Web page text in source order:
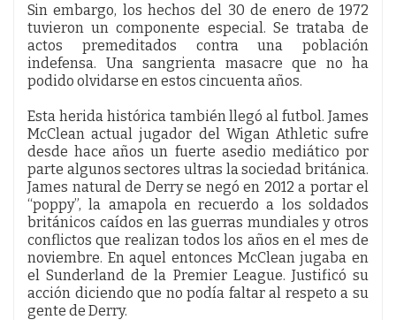
Sin embargo, los hechos del 30 de enero de 1972
tuvieron un componente especial. Se trataba de
actos premeditados contra una población
indefensa. Una sangrienta masacre que no ha
podido olvidarse en estos cincuenta años.
Esta herida histórica también llegó al futbol. James
McClean actual jugador del Wigan Athletic sufre
desde hace años un fuerte asedio mediático por
parte algunos sectores ultras la sociedad británica.
James natural de Derry se negó en 2012 a portar el
“poppy”, la amapola en recuerdo a los soldados
británicos caídos en las guerras mundiales y otros
conflictos que realizan todos los años en el mes de
noviembre. En aquel entonces McClean jugaba en
el Sunderland de la Premier League. Justificó su
acción diciendo que no podía faltar al respeto a su
gente de Derry.